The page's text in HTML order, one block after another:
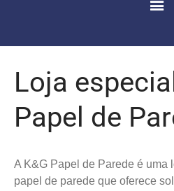
Loja
Papel de
A K&G Papel de Parede é uma
papel de parede que oferece